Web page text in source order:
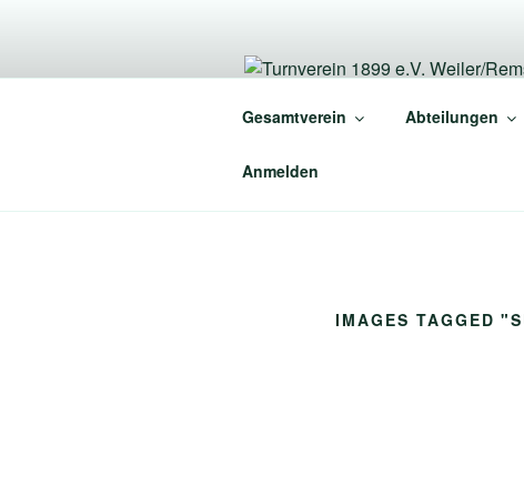
Gesamtverein Abteilungen
Anmelden
IMAGES TAGGED